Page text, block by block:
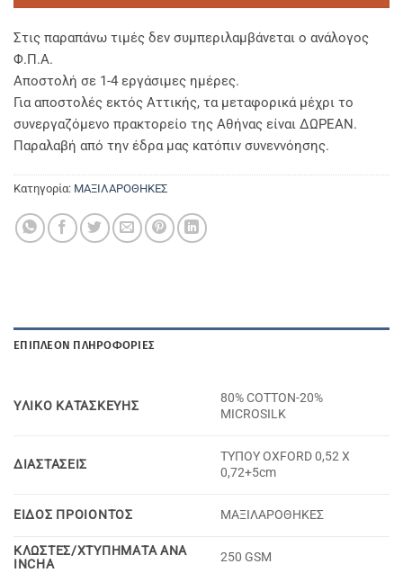
Στις παραπάνω τιμές δεν συμπεριλαμβάνεται ο ανάλογος
Φ.Π.Α.
Αποστολή σε 1-4 εργάσιμες ημέρες.
Για αποστολές εκτός Αττικής, τα μεταφορικά μέχρι το
συνεργαζόμενο πρακτορείο της Αθήνας είναι ΔΩΡΕΑΝ.
Παραλαβή από την έδρα μας κατόπιν συνεννόησης.
Κατηγορία: ΜΑΞΙΛΑΡΟΘΗΚΕΣ
ΕΠΙΠΛΈΟΝ ΠΛΗΡΟΦΟΡΊΕΣ
YΛΙΚΟ KΑΤΑΣΚΕΥΗΣ
80% COTTON-20%
MICROSILK
ΔΙΑΣΤΑΣΕΙΣ
ΤΥΠΟΥ OXFORD 0,52 X
0,72+5cm
ΕΙΔΟΣ ΠΡΟΙΟΝΤΟΣ ΜΑΞΙΛΑΡΟΘΗΚΕΣ
ΚΛΩΣΤΕΣ/ΧΤΥΠΗΜΑΤΑ ΑΝΑ
INCHA
250 GSM